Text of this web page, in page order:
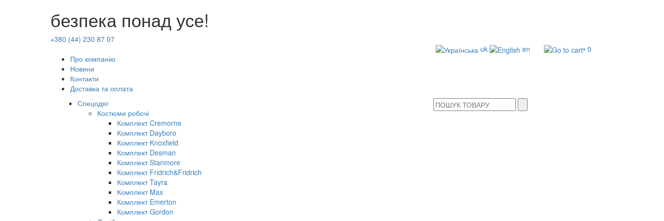
безпека понад усе!
+380 (44) 230 87 07
Про компанію
Новини
Контакти
Доставка та оплата
uk en • 0
Спецодяг
Костюми робочі
Комплект Cremorne
Комплект Dayboro
Комплект Knoxfield
Комплект Desman
Комплект Stanmore
Комплект Fridrich&Fridrich
Комплект Tayra
Комплект Max
Комплект Emerton
Комплект Gordon